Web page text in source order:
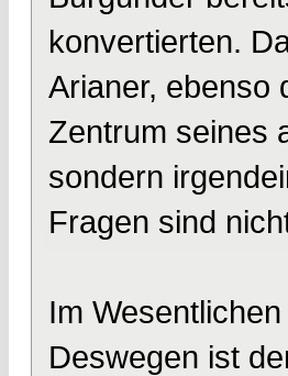
konvertierten.
Arianer, ebenso
Zentrum seines
sondern
Fragen sind
Im
Deswegen ist